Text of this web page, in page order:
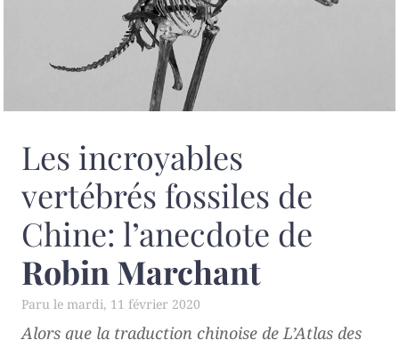
Les incroyables
vertébrés fossiles de
Chine: l’anecdote de
Robin Marchant
mardi, 11 février 2020
Alors que la traduction chinoise de L’Atlas des